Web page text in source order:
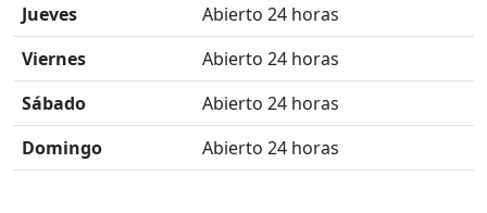
Jueves
Abierto 24 horas
Viernes
Abierto 24 horas
Sábado
Abierto 24 horas
Domingo
Abierto 24 horas